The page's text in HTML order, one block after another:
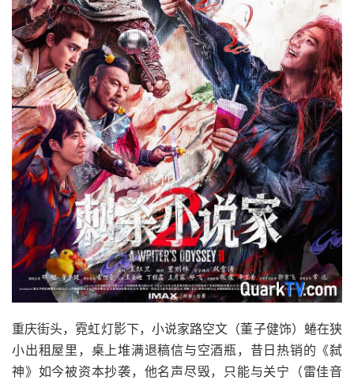
重庆街头，霓虹灯影下，小说家路空文（董子健饰）蜷在狭
小出租屋里，桌上堆满退稿信与空酒瓶，昔日热销的《弑
神》如今被资本抄袭，他名声尽毁，只能与关宁（雷佳音